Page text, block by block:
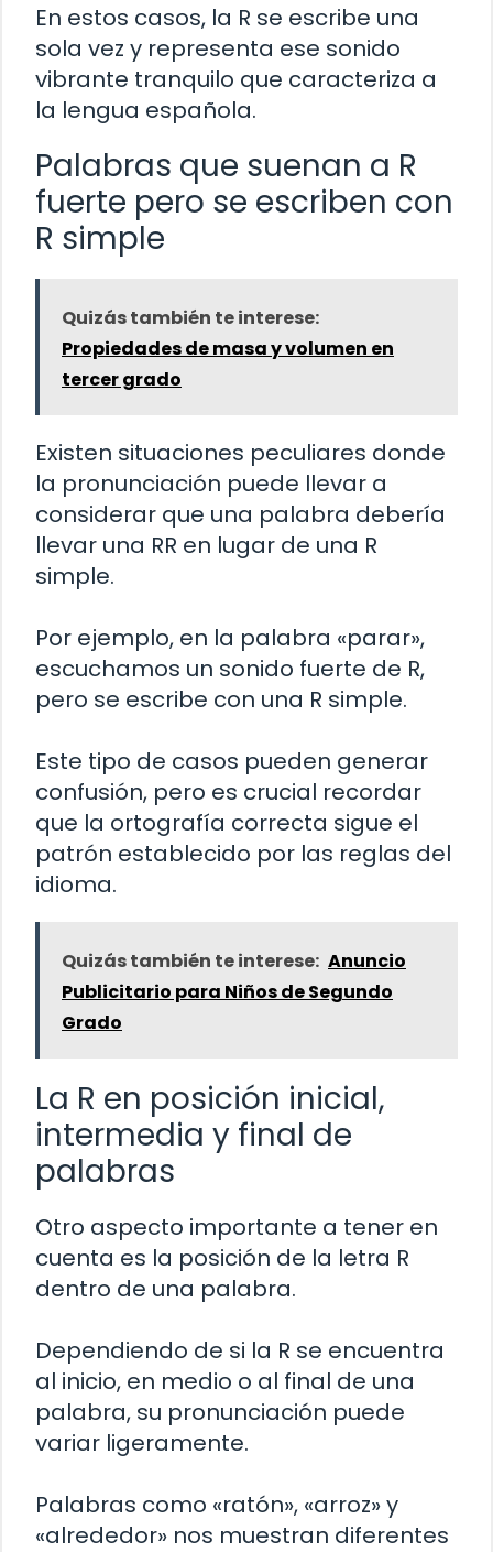
En estos casos, la R se escribe una
sola vez y representa ese sonido
vibrante tranquilo que caracteriza a
la lengua española.
Palabras que suenan a R
fuerte pero se escriben con
R simple
Quizás también te interese:
Propiedades de masa y volumen en
tercer grado
Existen situaciones peculiares donde
la pronunciación puede llevar a
considerar que una palabra debería
llevar una RR en lugar de una R
simple.
Por ejemplo, en la palabra «parar»,
escuchamos un sonido fuerte de R,
pero se escribe con una R simple.
Este tipo de casos pueden generar
confusión, pero es crucial recordar
que la ortografía correcta sigue el
patrón establecido por las reglas del
idioma.
Quizás también te interese: Anuncio
Publicitario para Niños de Segundo
Grado
La R en posición inicial,
intermedia y final de
palabras
Otro aspecto importante a tener en
cuenta es la posición de la letra R
dentro de una palabra.
Dependiendo de si la R se encuentra
al inicio, en medio o al final de una
palabra, su pronunciación puede
variar ligeramente.
Palabras como «ratón», «arroz» y
«alrededor» nos muestran diferentes